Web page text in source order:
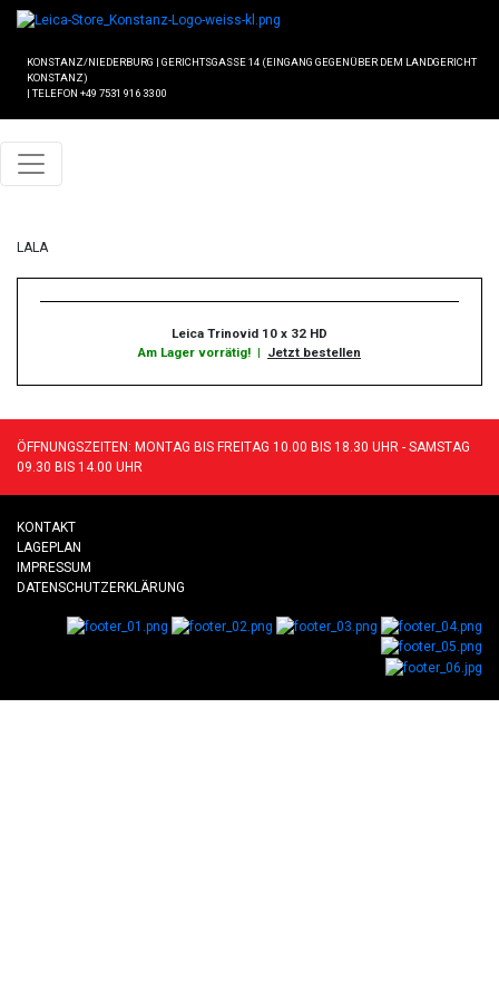
KONSTANZ/NIEDERBURG | GERICHTSGASSE 14 (EINGANG GEGENÜBER DEM LANDGERICHT
KONSTANZ)
| TELEFON +49 7531 916 33 00
LALA
Leica Trinovid 10 x 32 HD
Am Lager vorrätig! | Jetzt bestellen
ÖFFNUNGSZEITEN: MONTAG BIS FREITAG 10.00 BIS 18.30 UHR - SAMSTAG
09.30 BIS 14.00 UHR
KONTAKT
LAGEPLAN
IMPRESSUM
DATENSCHUTZERKLÄRUNG